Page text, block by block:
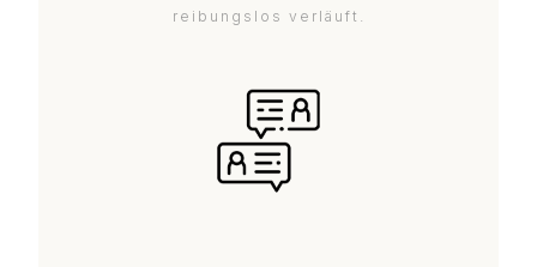
reibungslos verläuft.